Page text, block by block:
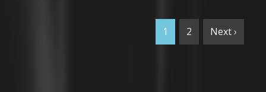
1 2 Next ›